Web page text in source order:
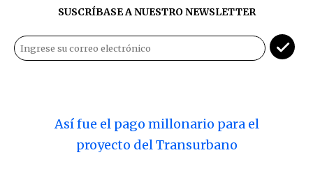
SUSCRÍBASE A NUESTRO NEWSLETTER
Así fue el pago millonario para el
proyecto del Transurbano